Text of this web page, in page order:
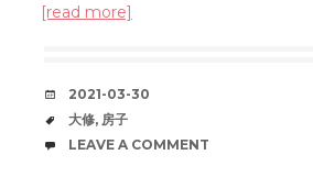
[read more]
DATE
2021-03-30
TAGS
大修, 房子
COMMENTS
LEAVE A COMMENT